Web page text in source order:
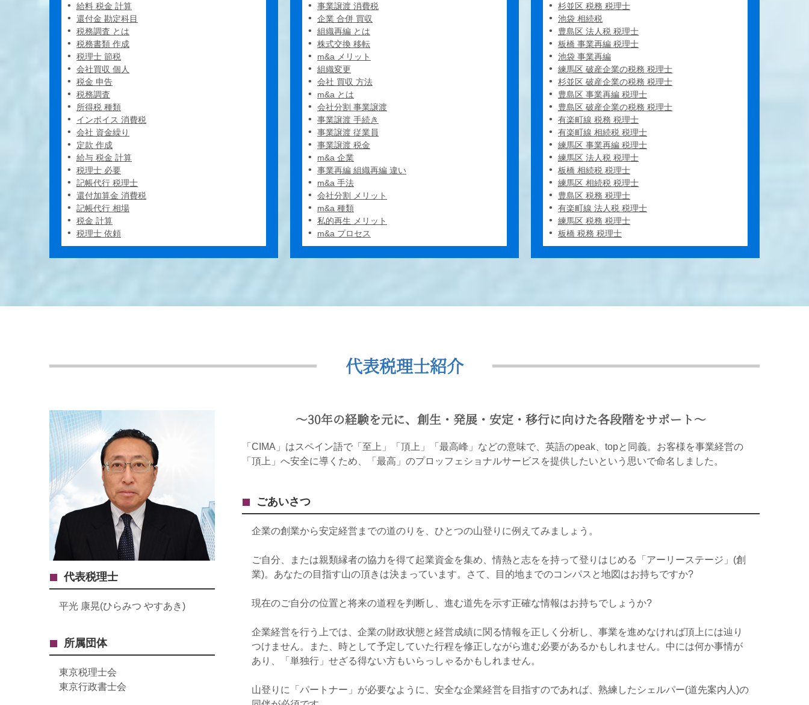
給料 税金 計算
還付金 勘定科目
税務調査 とは
税務書類 作成
税理士 節税
会社買収 個人
税金 申告
税務調査
所得税 種類
インボイス 消費税
会社 資金繰り
定款 作成
給与 税金 計算
税理士 必要
記帳代行 税理士
還付加算金 消費税
記帳代行 相場
税金 計算
税理士 依頼
事業譲渡 消費税
企業 合併 買収
組織再編 とは
株式交換 移転
m&a メリット
組織変更
会社 買収 方法
m&a とは
会社分割 事業譲渡
事業譲渡 手続き
事業譲渡 従業員
事業譲渡 税金
m&a 企業
事業再編 組織再編 違い
m&a 手法
会社分割 メリット
m&a 種類
私的再生 メリット
m&a プロセス
杉並区 税務 税理士
池袋 相続税
豊島区 法人税 税理士
板橋 事業再編 税理士
池袋 事業再編
練馬区 破産企業の税務 税理士
杉並区 破産企業の税務 税理士
豊島区 事業再編 税理士
豊島区 破産企業の税務 税理士
有楽町線 税務 税理士
有楽町線 相続税 税理士
練馬区 事業再編 税理士
練馬区 法人税 税理士
板橋 相続税 税理士
練馬区 相続税 税理士
豊島区 税務 税理士
有楽町線 法人税 税理士
練馬区 税務 税理士
板橋 税務 税理士
代表税理士紹介
〜30年の経験を元に、創生・発展・安定・移行に向けた各段階をサポート〜
「CIMA」はスペイン語で「至上」「頂上」「最高峰」などの意味で、英語のpeak、topと同義。お客様を事業経営の
「頂上」へ安全に導くため、「最高」のプロッフェショナルサービスを提供したいという思いで命名しました。
代表税理士
平光 康晃(ひらみつ やすあき)
所属団体
東京税理士会
東京行政書士会
ごあいさつ
企業の創業から安定経営までの道のりを、ひとつの山登りに例えてみましょう。
ご自分、または親類縁者の協力を得て起業資金を集め、情熱と志をを持って登りはじめる「アーリーステージ」(創
業)。あなたの目指す山の頂きは決まっています。さて、目的地までのコンパスと地図はお持ちですか?
現在のご自分の位置と将来の道程を判断し、進む道先を示す正確な情報はお持ちでしょうか?
企業経営を行う上では、企業の財政状態と経営成績に関る情報を正しく分析し、事業を進めなければ頂上には辿り
つけません。また、時として予定していた行程を修正しながら進む必要があるかもしれません。中には何か事情が
あり、「単独行」せざる得ない方もいらっしゃるかもしれません。
山登りに「パートナー」が必要なように、安全な企業経営を目指すのであれば、熟練したシェルパー(道先案内人)の